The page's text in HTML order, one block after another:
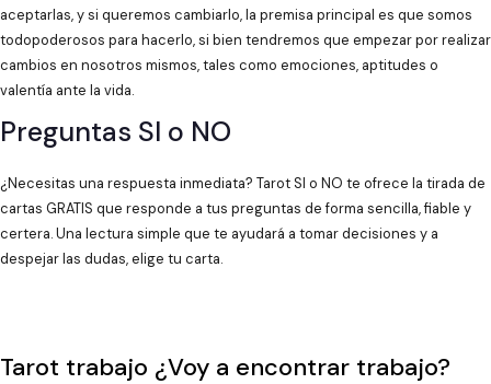
aceptarlas, y si queremos cambiarlo, la premisa principal es que somos
todopoderosos para hacerlo, si bien tendremos que empezar por realizar
cambios en nosotros mismos, tales como emociones, aptitudes o
valentía ante la vida.
Preguntas SI o NO
¿Necesitas una respuesta inmediata? Tarot SI o NO te ofrece la tirada de
cartas GRATIS que responde a tus preguntas de forma sencilla, fiable y
certera. Una lectura simple que te ayudará a tomar decisiones y a
despejar las dudas, elige tu carta.
Tarot trabajo ¿Voy a encontrar trabajo?